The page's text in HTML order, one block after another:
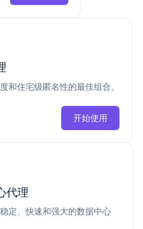
和住宅级匿名性的最佳组合。
开始使用
代理
定、快速和强大的数据中心